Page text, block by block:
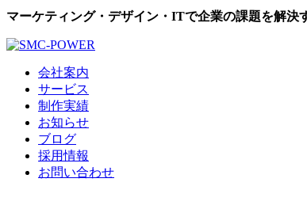
マーケティング・デザイン・ITで企業の課題を解決
会社案内
サービス
制作実績
お知らせ
ブログ
採用情報
お問い合わせ